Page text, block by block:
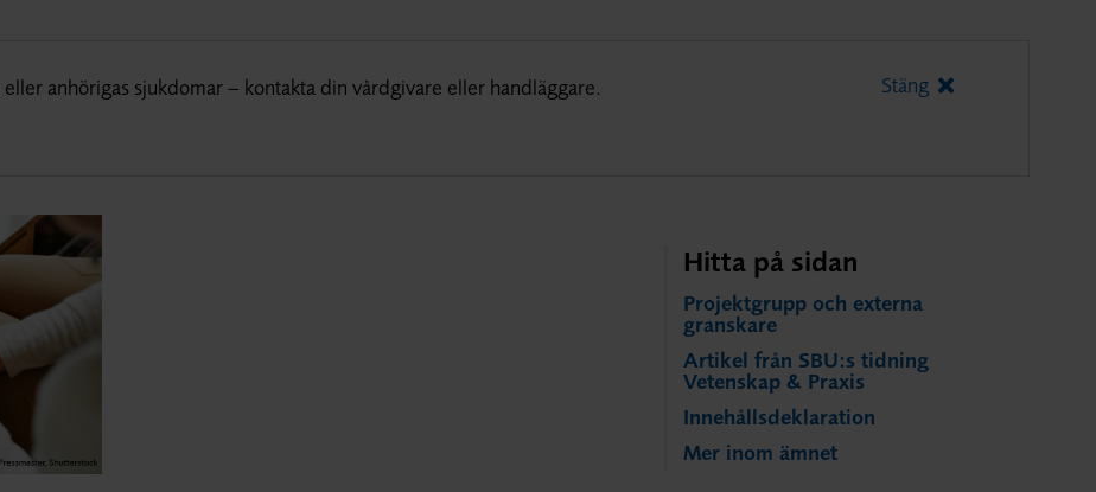
anhörigas sjukdomar – kontakta din vårdgivare eller handläggare.
Stäng
Hitta på sidan
Projektgrupp och externa
granskare
Artikel från SBU:s tidning
Vetenskap & Praxis
Innehållsdeklaration
Mer inom ämnet